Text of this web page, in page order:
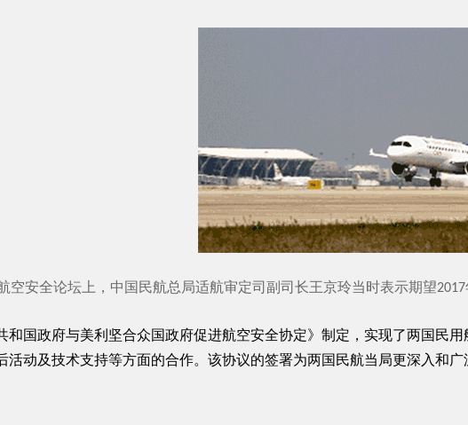
空安全论坛上，中国民航总局适航审定司副司长王京玲当时表示期望
和国政府与美利坚合众国政府促进航空安全协定》制定，实现了两国民
活动及技术支持等方面的合作。该协议的签署为两国民航当局更深入和